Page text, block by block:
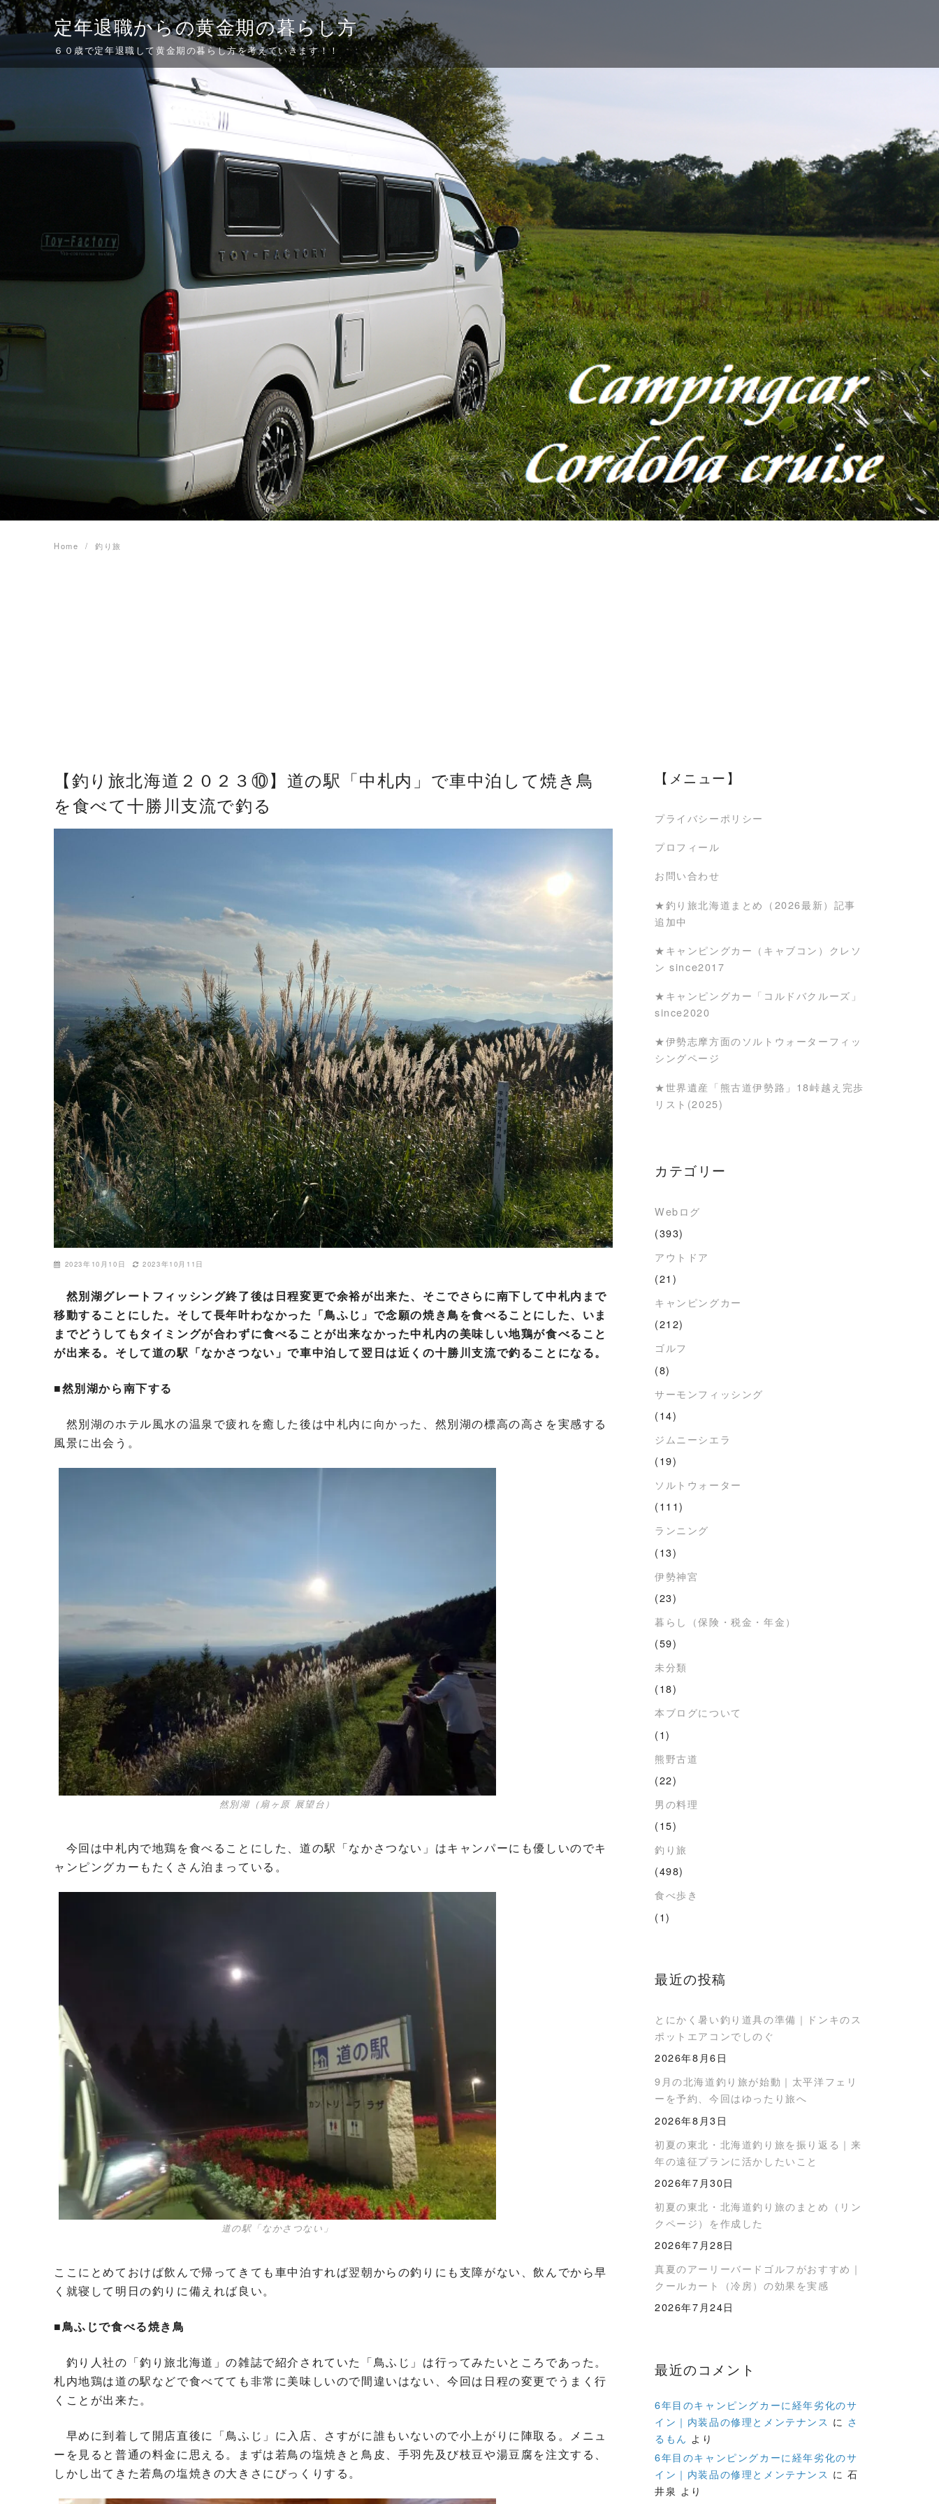
Skip
to
定年退職からの黄金期の暮らし方
６０歳で定年退職して黄金期の暮らし方を考えていきます！！
Home 釣り旅
【釣り旅北海道２０２３⑩】道の駅「中札内」で車中泊して焼き鳥
を食べて十勝川支流で釣る
2023年10月10日 2023年10月11日
然別湖グレートフィッシング終了後は日程変更で余裕が出来た、そこでさらに南下して中札内まで
移動することにした。そして長年叶わなかった「鳥ふじ」で念願の焼き鳥を食べることにした、いま
までどうしてもタイミングが合わずに食べることが出来なかった中札内の美味しい地鶏が食べること
が出来る。そして道の駅「なかさつない」で車中泊して翌日は近くの十勝川支流で釣ることになる。
■然別湖から南下する
然別湖のホテル風水の温泉で疲れを癒した後は中札内に向かった、然別湖の標高の高さを実感する
風景に出会う。
然別湖（扇ヶ原 展望台）
今回は中札内で地鶏を食べることにした、道の駅「なかさつない」はキャンパーにも優しいのでキ
ャンピングカーもたくさん泊まっている。
道の駅「なかさつない」
ここにとめておけば飲んで帰ってきても車中泊すれば翌朝からの釣りにも支障がない、飲んでから早
く就寝して明日の釣りに備えれば良い。
■鳥ふじで食べる焼き鳥
釣り人社の「釣り旅北海道」の雑誌で紹介されていた「鳥ふじ」は行ってみたいところであった。
札内地鶏は道の駅などで食べてても非常に美味しいので間違いはない、今回は日程の変更でうまく行
くことが出来た。
早めに到着して開店直後に「鳥ふじ」に入店、さすがに誰もいないので小上がりに陣取る。メニュ
ーを見ると普通の料金に思える。まずは若鳥の塩焼きと鳥皮、手羽先及び枝豆や湯豆腐を注文する、
しかし出てきた若鳥の塩焼きの大きさにびっくりする。
【メニュー】
プライバシーポリシー
プロフィール
お問い合わせ
★釣り旅北海道まとめ（2026最新）記事
追加中
★キャンピングカー（キャブコン）クレソ
ン since2017
★キャンピングカー「コルドバクルーズ」
since2020
★伊勢志摩方面のソルトウォーターフィッ
シングページ
★世界遺産「熊古道伊勢路」18峠越え完歩
リスト(2025)
カテゴリー
Webログ
(393)
アウトドア
(21)
キャンピングカー
(212)
ゴルフ
(8)
サーモンフィッシング
(14)
ジムニーシエラ
(19)
ソルトウォーター
(111)
ランニング
(13)
伊勢神宮
(23)
暮らし（保険・税金・年金）
(59)
未分類
(18)
本ブログについて
(1)
熊野古道
(22)
男の料理
(15)
釣り旅
(498)
食べ歩き
(1)
最近の投稿
とにかく暑い釣り道具の準備｜ドンキのス
ポットエアコンでしのぐ
2026年8月6日
9月の北海道釣り旅が始動｜太平洋フェリ
ーを予約、今回はゆったり旅へ
2026年8月3日
初夏の東北・北海道釣り旅を振り返る｜来
年の遠征プランに活かしたいこと
2026年7月30日
初夏の東北・北海道釣り旅のまとめ（リン
クページ）を作成した
2026年7月28日
真夏のアーリーバードゴルフがおすすめ｜
クールカート（冷房）の効果を実感
2026年7月24日
最近のコメント
6年目のキャンピングカーに経年劣化のサ
イン｜内装品の修理とメンテナンス に さ
るもん より
6年目のキャンピングカーに経年劣化のサ
イン｜内装品の修理とメンテナンス に石
井泉 より